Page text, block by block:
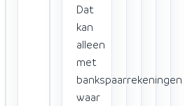
Dat
kan
alleen
met
bankspaarrekeningen
waar